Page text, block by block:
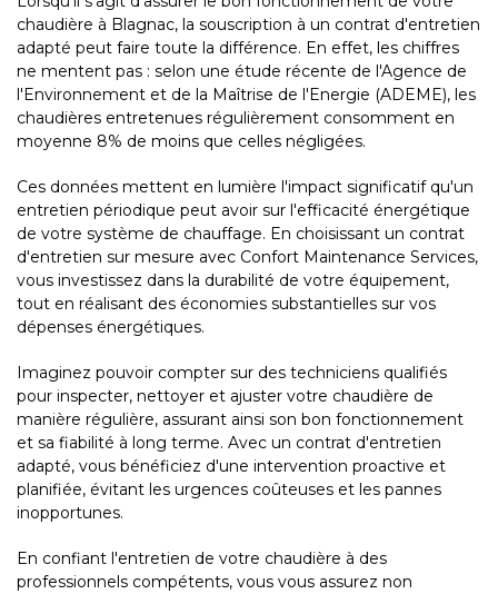
chaudière à Blagnac, la souscription à un contrat d'entretien
adapté peut faire toute la différence. En effet, les chiffres
ne mentent pas : selon une étude récente de l'Agence de
l'Environnement et de la Maîtrise de l'Energie (ADEME), les
chaudières entretenues régulièrement consomment en
moyenne 8% de moins que celles négligées.
Ces données mettent en lumière l'impact significatif qu'un
entretien périodique peut avoir sur l'efficacité énergétique
de votre système de chauffage. En choisissant un contrat
d'entretien sur mesure avec Confort Maintenance Services,
vous investissez dans la durabilité de votre équipement,
tout en réalisant des économies substantielles sur vos
dépenses énergétiques.
Imaginez pouvoir compter sur des techniciens qualifiés
pour inspecter, nettoyer et ajuster votre chaudière de
manière régulière, assurant ainsi son bon fonctionnement
et sa fiabilité à long terme. Avec un contrat d'entretien
adapté, vous bénéficiez d'une intervention proactive et
planifiée, évitant les urgences coûteuses et les pannes
inopportunes.
En confiant l'entretien de votre chaudière à des
professionnels compétents, vous vous assurez non